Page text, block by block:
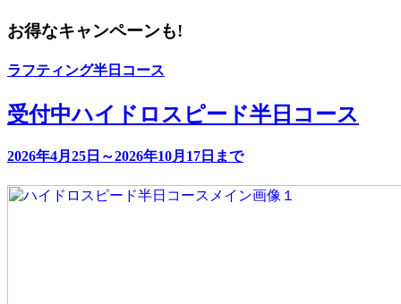
お得なキャンペーンも!
ラフティング半日コース
受付中ハイドロスピード半日コース
2026年4月25日～2026年10月17日まで